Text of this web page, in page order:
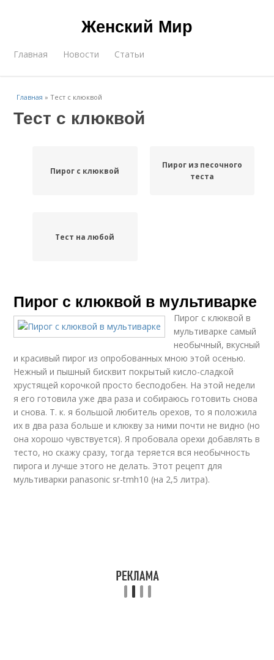
Женский Мир
Главная Новости Статьи
Главная »Тест с клюквой
Тест с клюквой
Пирог с клюквой
Пирог из песочного
теста
Тест на любой
Пирог с клюквой в мультиварке
Пирог с клюквой в
мультиварке самый
необычный, вкусный
и красивый пирог из опробованных мною этой осенью.
Нежный и пышный бисквит покрытый кисло-сладкой
хрустящей корочкой просто бесподобен. На этой недели
я его готовила уже два раза и собираюсь готовить снова
и снова. Т. к. я большой любитель орехов, то я положила
их в два раза больше и клюкву за ними почти не видно (но
она хорошо чувствуется). Я пробовала орехи добавлять в
тесто, но скажу сразу, тогда теряется вся необычность
пирога и лучше этого не делать. Этот рецепт для
мультиварки panasonic sr-tmh10 (на 2,5 литра).